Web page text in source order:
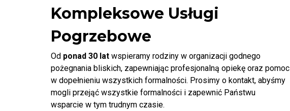
Kompleksowe Usługi
Pogrzebowe
Od ponad 30 lat wspieramy rodziny w organizacji godnego
pożegnania bliskich, zapewniając profesjonalną opiekę oraz pomoc
w dopełnieniu wszystkich formalności. Prosimy o kontakt, abyśmy
mogli przejąć wszystkie formalności i zapewnić Państwu
wsparcie w tym trudnym czasie.